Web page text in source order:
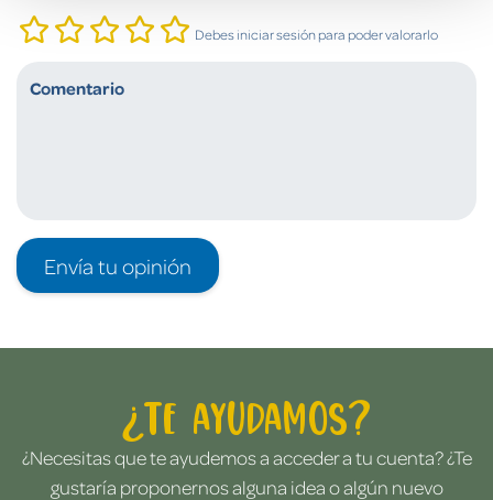
Debes iniciar sesión para poder valorarlo
Envía tu opinión
¿Te ayudamos?
¿Necesitas que te ayudemos a acceder a tu cuenta? ¿Te
gustaría proponernos alguna idea o algún nuevo